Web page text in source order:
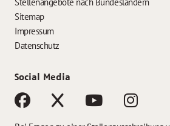
Stellenangebote nach Bundesländern
Sitemap
Impressum
Datenschutz
Social Media